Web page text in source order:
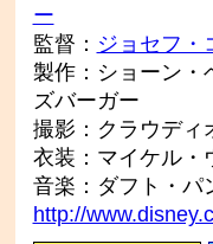
ー
監督： ジョセフ・
製作：ショーン・
ズバーガー
撮影：クラウディ
衣装：マイケル・
音楽：ダフト・パ
http://